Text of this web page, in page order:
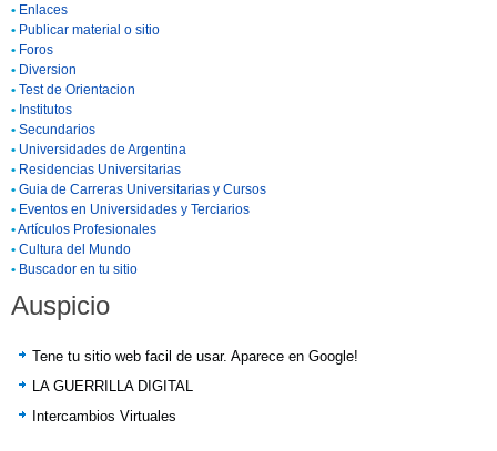
• Enlaces
• Publicar material o sitio
• Foros
• Diversion
• Test de Orientacion
• Institutos
• Secundarios
• Universidades de Argentina
• Residencias Universitarias
• Guia de Carreras Universitarias y Cursos
• Eventos en Universidades y Terciarios
•Artículos Profesionales
• Cultura del Mundo
• Buscador en tu sitio
Auspicio
Tene tu sitio web facil de usar. Aparece en Google!
LA GUERRILLA DIGITAL
Intercambios Virtuales